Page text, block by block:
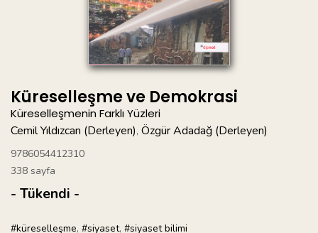
Küreselleşme ve Demokrasi
Küreselleşmenin Farklı Yüzleri
Cemil Yıldızcan (Derleyen), Özgür Adadağ (Derleyen)
9786054412310
338 sayfa
- Tükendi -
#küreselleşme, #siyaset, #siyaset bilimi